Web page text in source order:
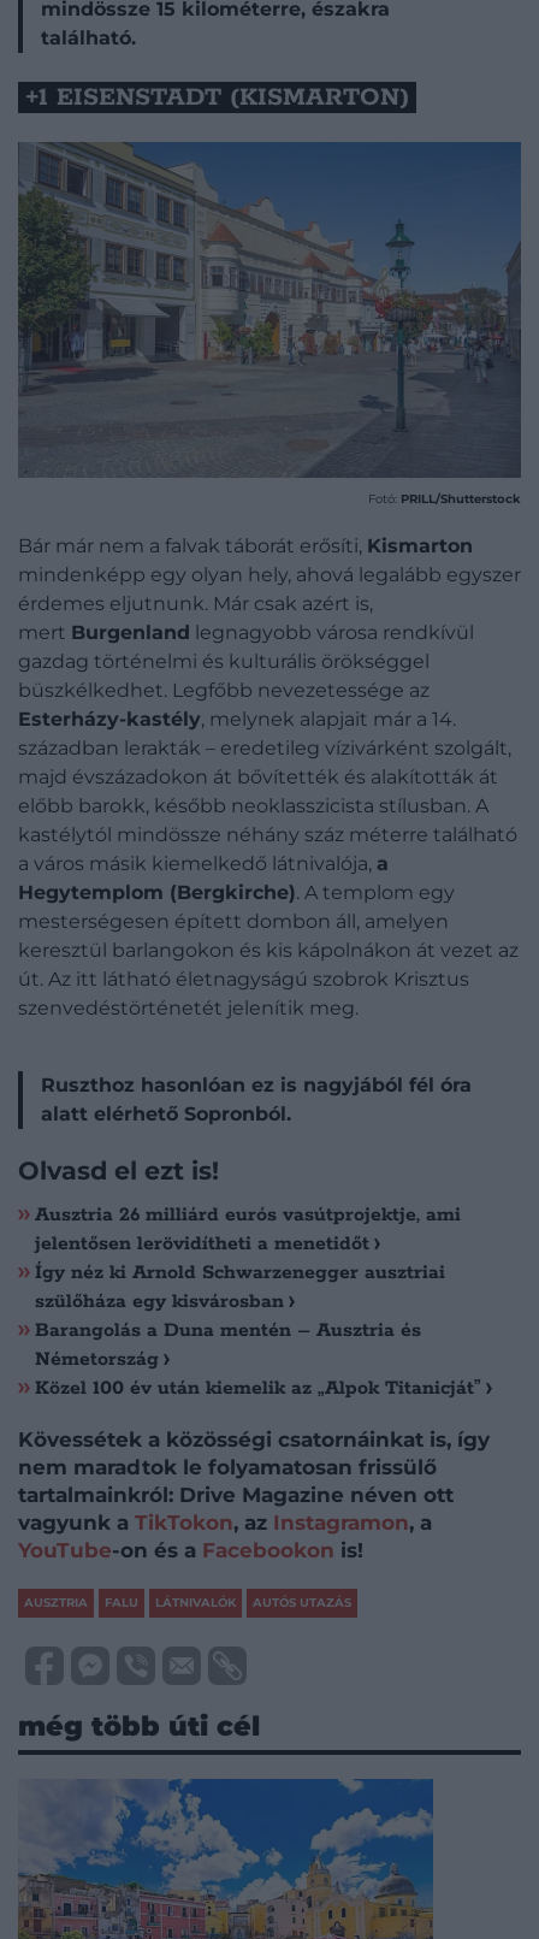
mindössze 15 kilométerre, északra
található.
+1 EISENSTADT (KISMARTON)
Fotó: PRILL/Shutterstock
Bár már nem a falvak táborát erősíti, Kismarton
mindenképp egy olyan hely, ahová legalább egyszer
érdemes eljutnunk. Már csak azért is,
mert Burgenland legnagyobb városa rendkívül
gazdag történelmi és kulturális örökséggel
büszkélkedhet. Legfőbb nevezetessége az
Esterházy-kastély, melynek alapjait már a 14.
században lerakták – eredetileg vízivárként szolgált,
majd évszázadokon át bővítették és alakították át
előbb barokk, később neoklasszicista stílusban. A
kastélytól mindössze néhány száz méterre található
a város másik kiemelkedő látnivalója, a
Hegytemplom (Bergkirche). A templom egy
mesterségesen épített dombon áll, amelyen
keresztül barlangokon és kis kápolnákon át vezet az
út. Az itt látható életnagyságú szobrok Krisztus
szenvedéstörténetét jelenítik meg.
Ruszthoz hasonlóan ez is nagyjából fél óra
alatt elérhető Sopronból.
Olvasd el ezt is!
Ausztria 26 milliárd eurós vasútprojektje, ami
jelentősen lerövidítheti a menetidőt
Így néz ki Arnold Schwarzenegger ausztriai
szülőháza egy kisvárosban
Barangolás a Duna mentén – Ausztria és
Németország
Közel 100 év után kiemelik az „Alpok Titanicját”
Kövessétek a közösségi csatornáinkat is, így
nem maradtok le folyamatosan frissülő
tartalmainkról: Drive Magazine néven ott
vagyunk a TikTokon, az Instagramon, a
YouTube-on és a Facebookon is!
AUSZTRIA FALU LÁTNIVALÓK AUTÓS UTAZÁS
még több úti cél